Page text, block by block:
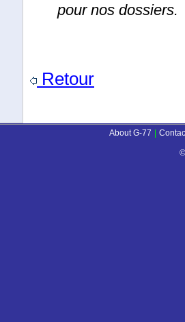
pour nos dossiers.
Retour
About G-77